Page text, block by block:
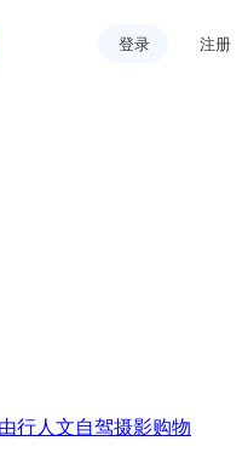
登录 注册
行人文自驾摄影购物